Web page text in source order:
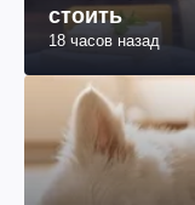
стоить
18 часов назад